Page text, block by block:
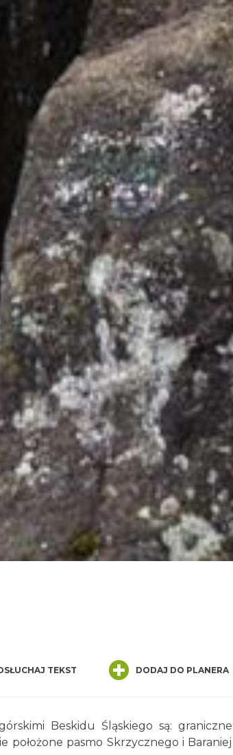
TEKST DODAJ DO PLANERA
Beskidu Śląskiego są: graniczne
położone pasmo Skrzycznego i Baraniej